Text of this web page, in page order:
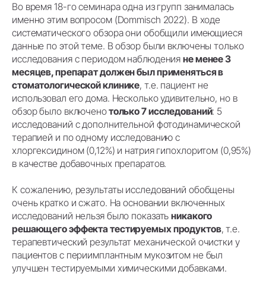
Во время 18-го семинара одна из групп занималась
именно этим вопросом (Dommisch 2022). В ходе
систематического обзора они обобщили имеющиеся
данные по этой теме. В обзор были включены только
исследования с периодом наблюденияне менее 3
месяцев, препарат должен был применяться в
стоматологической клинике, т.е. пациент не
использовал его дома. Несколько удивительно, но в
обзор было включенотолько 7 исследований: 5
исследований с дополнительной фотодинамической
терапией и по одному исследованию с
хлоргексидином (0,12%) и натрия гипохлоритом (0,95%)
в качестве добавочных препаратов.
К сожалению, результаты исследований обобщены
очень кратко и сжато. На основании включенных
исследований нельзя было показатьникакого
решающего эффекта тестируемых продуктов, т.е.
терапевтический результат механической очистки у
пациентов с периимплантным мукозитом не был
улучшен тестируемыми химическими добавками.